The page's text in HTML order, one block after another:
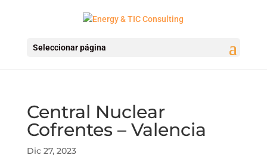
Seleccionar página
Central Nuclear
Cofrentes – Valencia
Dic 27, 2023